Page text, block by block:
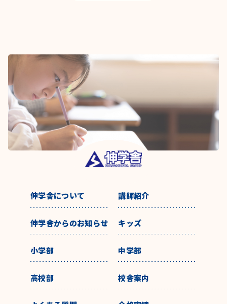
伸学舎について 講師紹介
伸学舎からのお知らせ キッズ
小学部 中学部
高校部 校舎案内